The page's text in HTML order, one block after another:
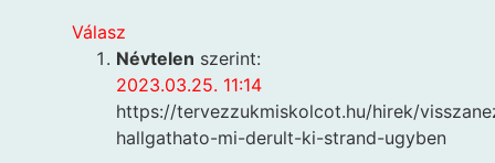
Válasz
Névtelen szerint:
2023.03.25. 11:14
https://tervezzukmiskolcot.hu/hirek/
hallgathato-mi-derult-ki-strand-ugyben